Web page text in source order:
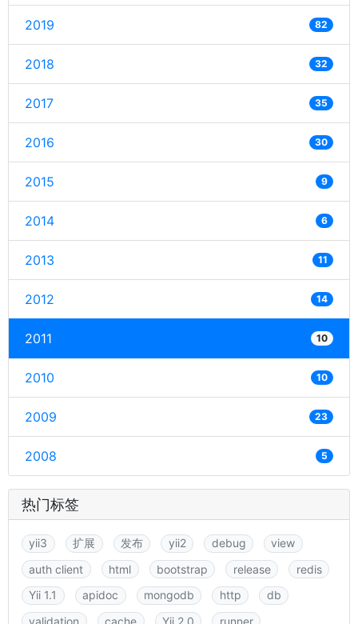
2019 82
2018 32
2017 35
2016 30
2015 9
2014 6
2013 11
2012 14
2011 10
2010 10
2009 23
2008 5
热门标签
yii3 扩展 发布 yii2 debug
view
auth client
html bootstrap release
redis
Yii 1.1
apidoc mongodb http
db
validation
cache Yii 2.0 runner